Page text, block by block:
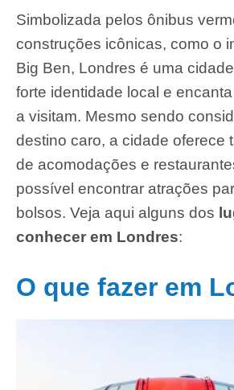
Simbolizada pelos ônibus
construções icônicas, como o
Big Ben, Londres é uma
forte identidade local e
a visitam. Mesmo sendo
destino caro, a cidade oferece
de acomodações e
possível encontrar atrações
bolsos. Veja aqui alguns dos
conhecer em Londres:
O que fazer em